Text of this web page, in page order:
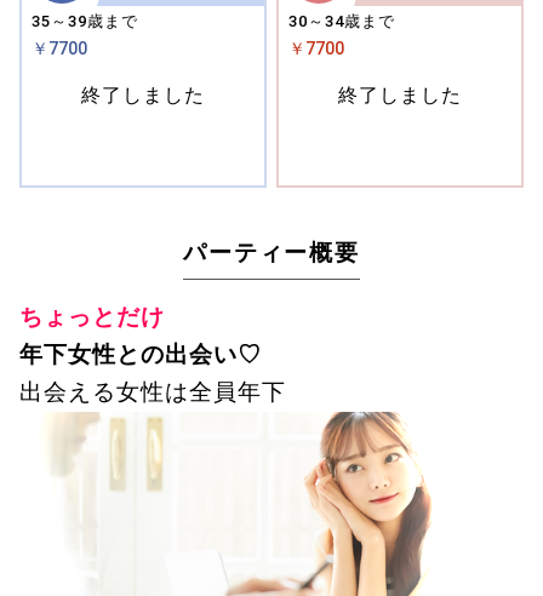
35～39歳まで
￥7700
終了しました
30～34歳まで
￥7700
終了しました
パーティー概要
ちょっとだけ
年下女性との出会い♡
出会える女性は全員年下